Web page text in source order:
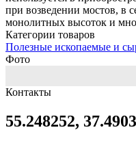
при возведении мостов, в
монолитных высоток и
Категории товаров
Полезные ископаемые и
Фото
Контакты
55.248252,